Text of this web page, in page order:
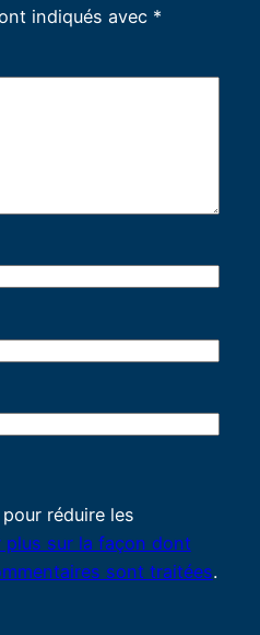
indiqués avec *
réduire les
plus sur la façon dont
sont traitées.